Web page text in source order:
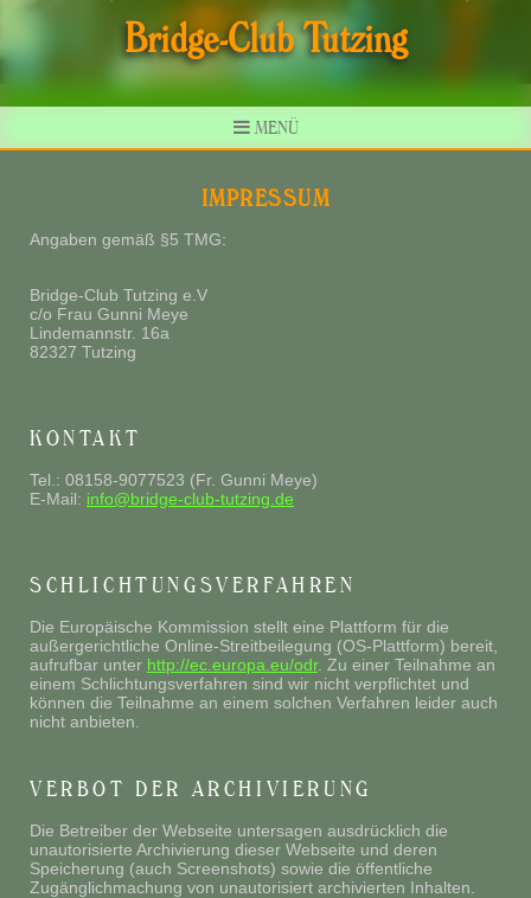
Bridge-Club Tutzing
MENÜ
IMPRESSUM
Angaben gemäß §5 TMG:
Bridge-Club Tutzing e.V
c/o Frau Gunni Meye
Lindemannstr. 16a
82327 Tutzing
KONTAKT
Tel.: 08158-9077523 (Fr. Gunni Meye)
E-Mail: info@bridge-club-tutzing.de
SCHLICHTUNGSVERFAHREN
Die Europäische Kommission stellt eine Plattform für die
außergerichtliche Online-Streitbeilegung (OS-Plattform) bereit,
aufrufbar unter http://ec.europa.eu/odr. Zu einer Teilnahme an
einem Schlichtungsverfahren sind wir nicht verpflichtet und
können die Teilnahme an einem solchen Verfahren leider auch
nicht anbieten.
VERBOT DER ARCHIVIERUNG
Die Betreiber der Webseite untersagen ausdrücklich die
unautorisierte Archivierung dieser Webseite und deren
Speicherung (auch Screenshots) sowie die öffentliche
Zugänglichmachung von unautorisiert archivierten Inhalten.